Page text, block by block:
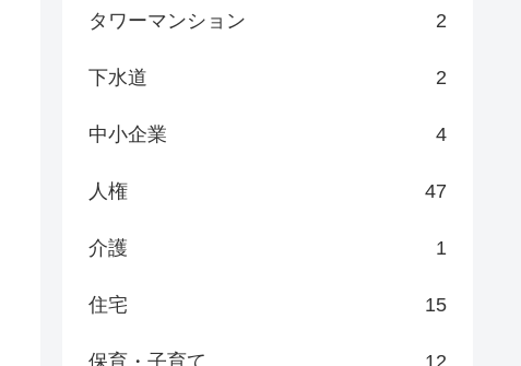
タワーマンション 2
下水道 2
中小企業 4
人権 47
介護 1
住宅 15